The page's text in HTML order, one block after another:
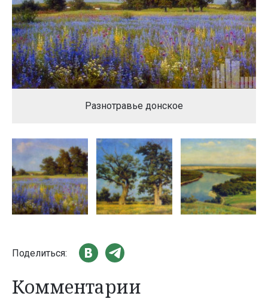
Разнотравье донское
Поделиться:
Комментарии